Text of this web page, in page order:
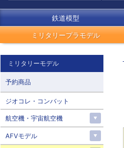
鉄道模型
ミリタリープラモデル
ミリタリーモデル
予約商品
ジオコレ・コンバット
航空機・宇宙航空機
AFVモデル